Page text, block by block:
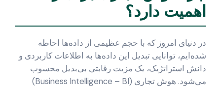
اهمیت دارد؟
در دنیای امروز که با حجم عظیمی از داده‌ها احاطه
شده‌ایم، توانایی تبدیل این داده‌ها به اطلاعات کاربردی و
دانش استراتژیک، یک مزیت رقابتی بی‌بدیل محسوب
می‌شود. هوش تجاری (Business Intelligence – BI)